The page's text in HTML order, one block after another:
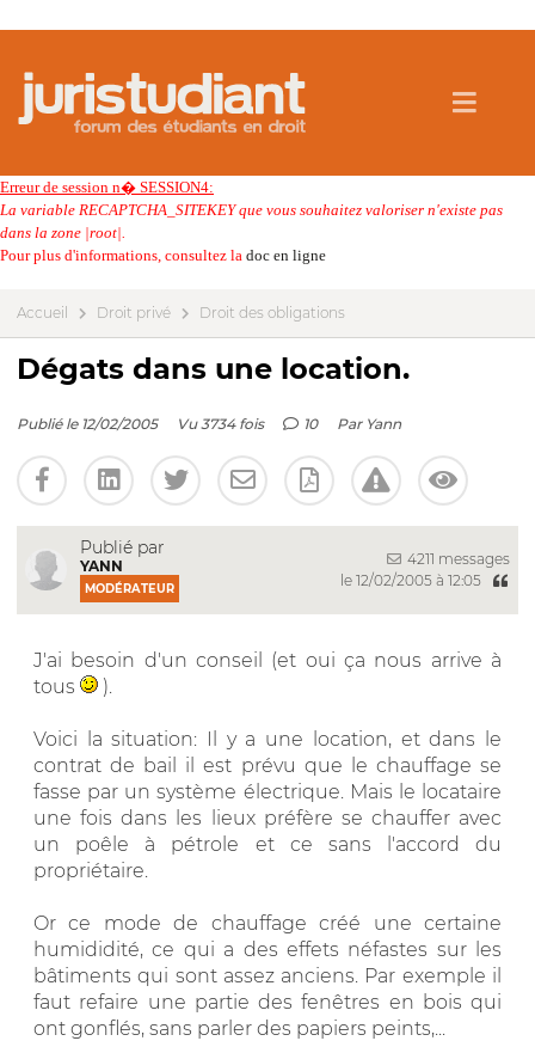
Erreur de session n� SESSION4:
La variable RECAPTCHA_SITEKEY que vous souhaitez valoriser n'existe pas
dans la zone |root|.
Pour plus d'informations, consultez la doc en ligne
Accueil Droit privé Droit des obligations
Dégats dans une location.
Publié le 12/02/2005 Vu 3734 fois 10 Par Yann
Publié par
YANN
MODÉRATEUR
4211 messages
le 12/02/2005 à 12:05
J'ai besoin d'un conseil (et oui ça nous arrive à
tous
).
Voici la situation: Il y a une location, et dans le
contrat de bail il est prévu que le chauffage se
fasse par un système électrique. Mais le locataire
une fois dans les lieux préfère se chauffer avec
un poêle à pétrole et ce sans l'accord du
propriétaire.
Or ce mode de chauffage créé une certaine
humididité, ce qui a des effets néfastes sur les
bâtiments qui sont assez anciens. Par exemple il
faut refaire une partie des fenêtres en bois qui
ont gonflés, sans parler des papiers peints,...